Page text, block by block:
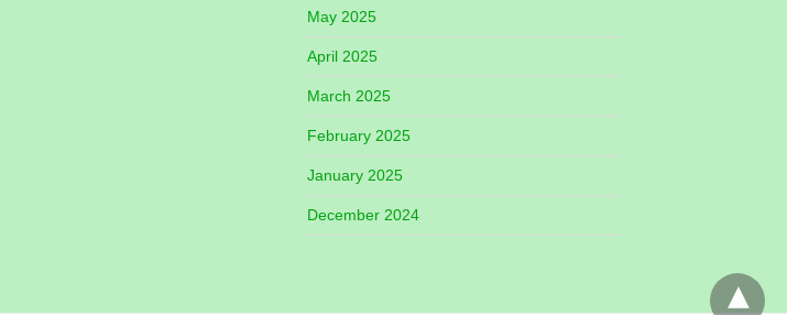
May 2025
April 2025
March 2025
February 2025
January 2025
December 2024